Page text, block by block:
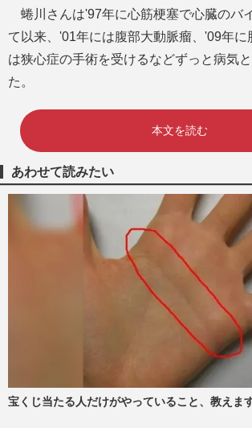
蜷川さんは'97年に心筋梗塞で心臓のバ
て以来、'01年には腹部大動脈瘤、'09年に
は狭心症の手術を受けるなどずっと病気
た。
本文を読む
あわせて読みたい
宝くじ当たる人だけがやっていること、教えま